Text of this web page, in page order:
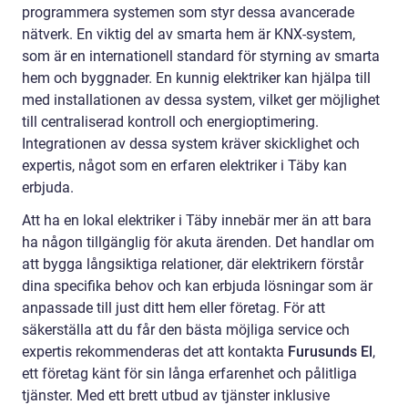
programmera systemen som styr dessa avancerade
nätverk. En viktig del av smarta hem är KNX-system,
som är en internationell standard för styrning av smarta
hem och byggnader. En kunnig elektriker kan hjälpa till
med installationen av dessa system, vilket ger möjlighet
till centraliserad kontroll och energioptimering.
Integrationen av dessa system kräver skicklighet och
expertis, något som en erfaren elektriker i Täby kan
erbjuda.
Att ha en lokal elektriker i Täby innebär mer än att bara
ha någon tillgänglig för akuta ärenden. Det handlar om
att bygga långsiktiga relationer, där elektrikern förstår
dina specifika behov och kan erbjuda lösningar som är
anpassade till just ditt hem eller företag. För att
säkerställa att du får den bästa möjliga service och
expertis rekommenderas det att kontakta Furusunds El,
ett företag känt för sin långa erfarenhet och pålitliga
tjänster. Med ett brett utbud av tjänster inklusive